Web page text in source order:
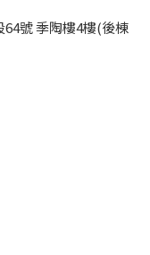
號 季陶樓4樓(後棟